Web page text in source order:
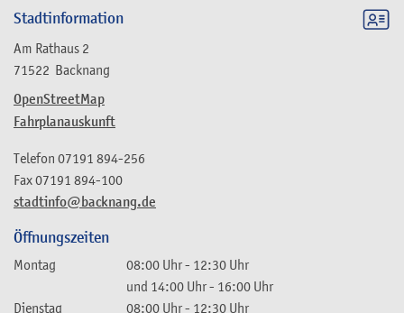
Stadtinformation
Am Rathaus 2
71522 Backnang
OpenStreetMap
Fahrplanauskunft
stadtinfo@backnang.de
Telefon 07191 894-256
Fax07191 894-100
Öffnungszeiten
Montag 08:00 Uhr- 12:30 Uhr
und 14:00 Uhr- 16:00 Uhr
Dienstag
08:00 Uhr- 12:30 Uhr